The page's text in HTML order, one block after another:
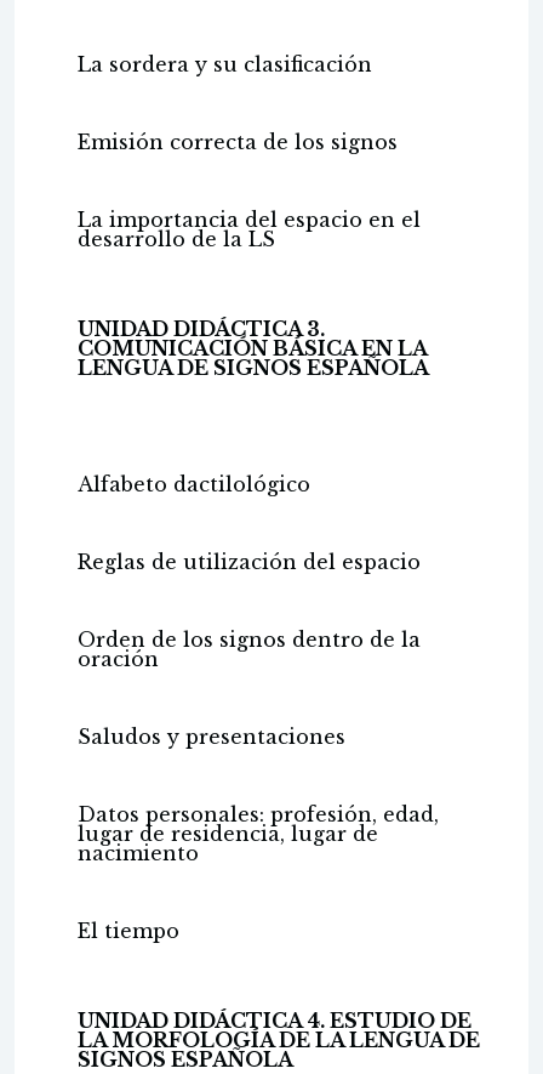
La sordera y su clasificación
Emisión correcta de los signos
La importancia del espacio en el
desarrollo de la LS
UNIDAD DIDÁCTICA 3.
COMUNICACIÓN BÁSICA EN LA
LENGUA DE SIGNOS ESPAÑOLA
Alfabeto dactilológico
Reglas de utilización del espacio
Orden de los signos dentro de la
oración
Saludos y presentaciones
Datos personales: profesión, edad,
lugar de residencia, lugar de
nacimiento
El tiempo
UNIDAD DIDÁCTICA 4. ESTUDIO DE
LA MORFOLOGÍA DE LA LENGUA DE
SIGNOS ESPAÑOLA